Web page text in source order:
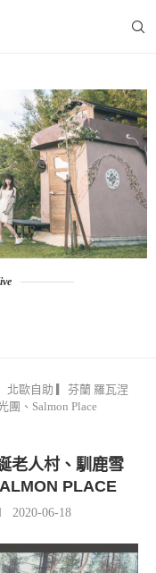
北歐自助 ▎芬蘭 羅瓦涅
團、Salmon Place
老人村、馴鹿雪
PLACE
2020-06-18